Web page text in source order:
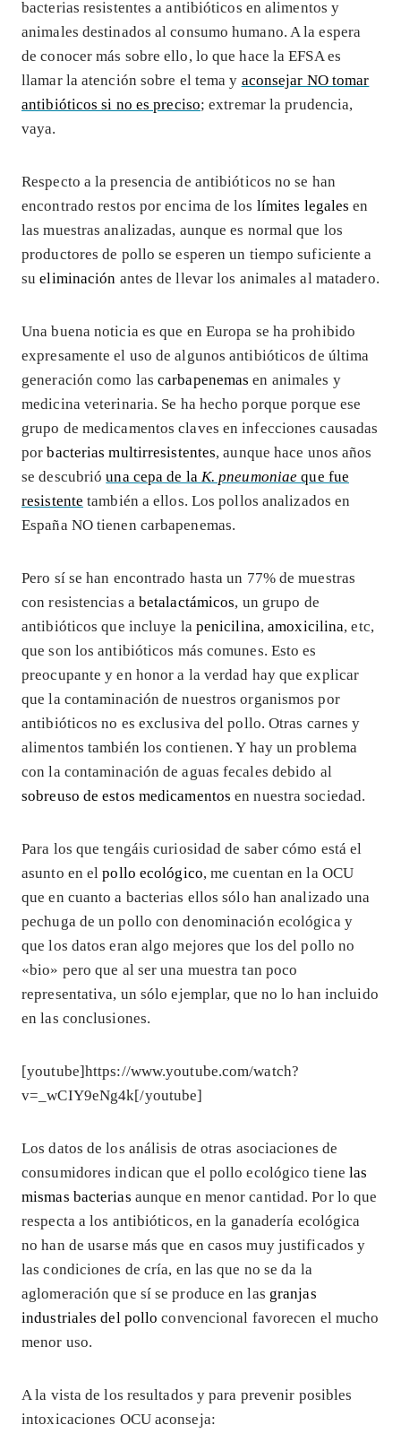
bacterias resistentes a antibióticos en alimentos y
animales destinados al consumo humano. A la espera
de conocer más sobre ello, lo que hace la EFSA es
llamar la atención sobre el tema y aconsejar NO tomar
antibióticos si no es preciso; extremar la prudencia,
vaya.
Respecto a la presencia de antibióticos no se han
encontrado restos por encima de los límites legales en
las muestras analizadas, aunque es normal que los
productores de pollo se esperen un tiempo suficiente a
sueliminación antes de llevar los animales al matadero.
Una buena noticia es que en Europa se ha prohibido
expresamente el uso de algunos antibióticos de última
generación como lascarbapenemas en animales y
medicina veterinaria. Se ha hecho porque porque ese
grupo de medicamentos claves en infecciones causadas
porbacterias multirresistentes, aunque hace unos años
se descubrióuna cepa de la K. pneumoniaeque fue
resistente también a ellos. Los pollos analizados en
España NO tienen carbapenemas.
Pero sí se han encontrado hasta un 77% de muestras
con resistencias a betalactámicos, un grupo de
antibióticos que incluye la penicilina,amoxicilina, etc,
que son los antibióticos más comunes. Esto es
preocupante y en honor a la verdad hay que explicar
que la contaminación de nuestros organismos por
antibióticos no es exclusiva del pollo. Otras carnes y
alimentos también los contienen. Y hay un problema
con la contaminación de aguas fecales debido al
sobreuso de estos medicamentos en nuestra sociedad.
Para los que tengáis curiosidad de saber cómo está el
asunto en elpollo ecológico, me cuentan en la OCU
que en cuanto a bacterias ellos sólo han analizado una
pechuga de un pollo con denominación ecológica y
que los datos eran algo mejores que los del pollo no
«bio» pero que al ser una muestra tan poco
representativa, un sólo ejemplar, que no lo han incluido
en las conclusiones.
[youtube]https://www.youtube.com/watch?
v=_wCIY9eNg4k[/youtube]
Los datos de los análisis de otras asociaciones de
consumidores indican que el pollo ecológico tienelas
mismas bacterias aunque en menor cantidad. Por lo que
respecta a los antibióticos, en la ganadería ecológica
no han de usarse más que en casos muy justificados y
las condiciones de cría, en las que no se da la
aglomeración que sí se produce en las granjas
industriales del pollo convencional favorecen el mucho
menor uso.
A la vista de los resultados y para prevenir posibles
intoxicaciones OCU aconseja: